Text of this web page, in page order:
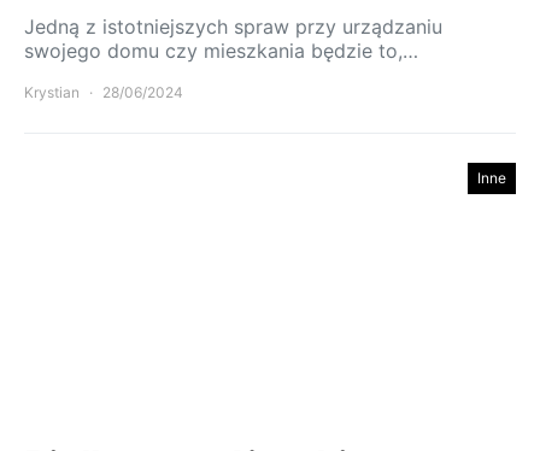
Jedną z istotniejszych spraw przy urządzaniu
swojego domu czy mieszkania będzie to,…
Krystian 28/06/2024
Inne